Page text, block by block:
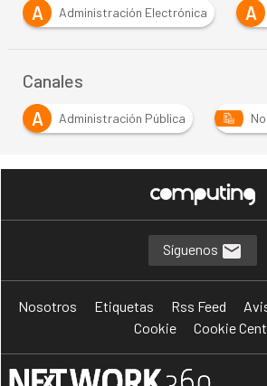
A
Administración Electrónica A
Canales
A
Administración Pública
Síguenos
Nosotros Etiquetas Rss Feed
Cookie
Cookie